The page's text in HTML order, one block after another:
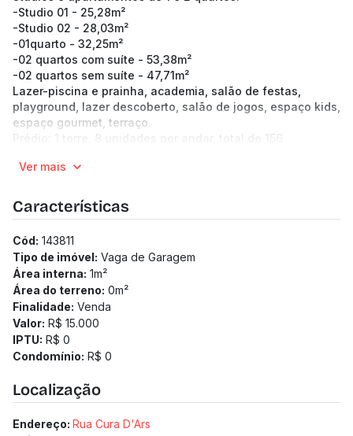
-Studio 01 - 25,28m²
-Studio 02 - 28,03m²
-01quarto - 32,25m²
-02 quartos com suíte - 53,38m²
-02 quartos sem suíte - 47,71m²
Lazer-piscina e prainha, academia, salão de festas,
playground, lazer descoberto, salão de jogos, espaço kids,
espaço gourmet, terraço.
Prédio: 1 torre, 8 unidades por andar, total de 156
eclusa, bicicletário, lavanderia, mini mercado.
Ver mais
Características
Cód: 143811
Tipo de imóvel: Vaga de Garagem
Área interna: 1m²
Área do terreno: 0m²
Finalidade: Venda
Valor: R$ 15.000
IPTU: R$ 0
Condomínio: R$ 0
Localização
Endereço: Rua Cura D'Ars